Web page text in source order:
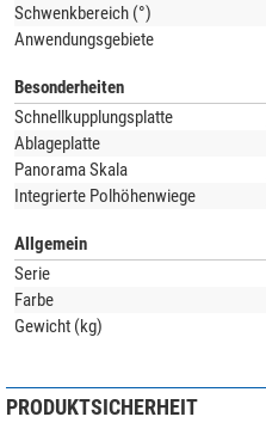
Schwenkbereich (°)
Anwendungsgebiete
Besonderheiten
Schnellkupplungsplatte
Ablageplatte
Panorama Skala
Integrierte Polhöhenwiege
Allgemein
Serie
Farbe
Gewicht (kg)
PRODUKTSICHERHEIT